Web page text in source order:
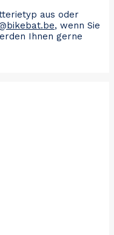
aus oder
, wenn Sie
Ihnen gerne